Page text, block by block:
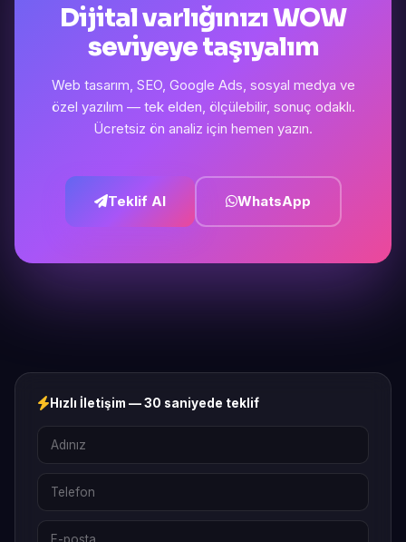
Dijital varlığınızı WOW
seviyeye taşıyalım
Web tasarım, SEO, Google Ads, sosyal medya ve
özel yazılım — tek elden, ölçülebilir, sonuç odaklı.
Ücretsiz ön analiz için hemen yazın.
Teklif Al WhatsApp
Hızlı İletişim — 30 saniyede teklif